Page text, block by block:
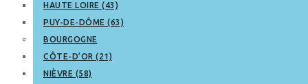
HAUTE LOIRE (43)
PUY-DE-DÔME (63)
BOURGOGNE
CÔTE-D’OR (21)
NIÈVRE (58)